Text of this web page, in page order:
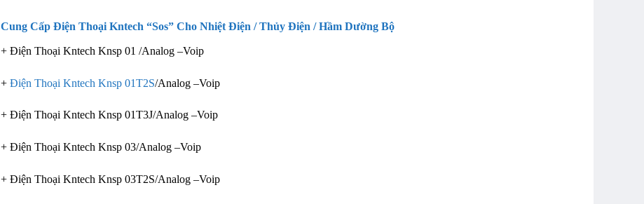
Cung Cấp Điện Thoại Kntech “Sos” Cho Nhiệt Điện / Thủy Điện / Hầm Dường Bộ
+ Điện Thoại Kntech Knsp 01 /Analog –Voip
+ Điện Thoại Kntech Knsp 01T2S/Analog –Voip
+ Điện Thoại Kntech Knsp 01T3J/Analog –Voip
+ Điện Thoại Kntech Knsp 03/Analog –Voip
+ Điện Thoại Kntech Knsp 03T2S/Analog –Voip